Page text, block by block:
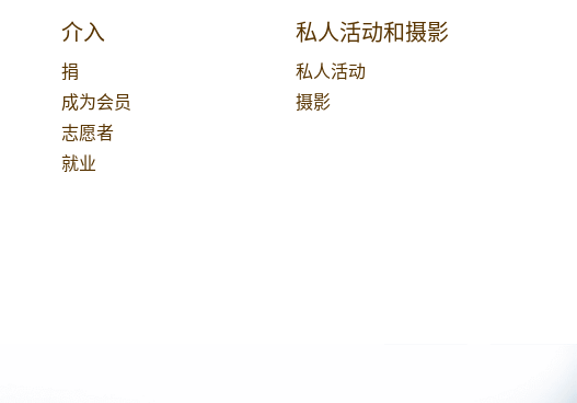
介入
捐
成为会员
志愿者
就业
私人活动和摄影
私人活动
摄影